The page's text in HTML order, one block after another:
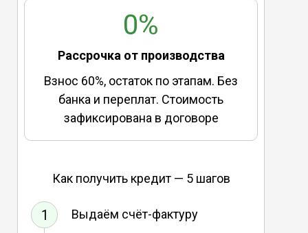
Рассрочка от производства
Взнос 60%, остаток по этапам. Без
банка и переплат. Стоимость
зафиксирована в договоре
0%
Как получить кредит — 5 шагов
1 Выдаём счёт-фактуру